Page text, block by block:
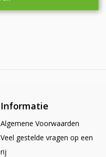
Informatie
Algemene Voorwaarden
Veel gestelde vragen op een
rij